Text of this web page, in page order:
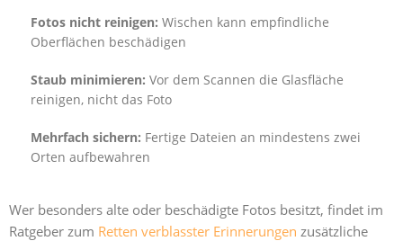
Fotos nicht reinigen: Wischen kann empfindliche
Oberflächen beschädigen
Staub minimieren: Vor dem Scannen die Glasfläche
reinigen, nicht das Foto
Mehrfach sichern: Fertige Dateien an mindestens zwei
Orten aufbewahren
Wer besonders alte oder beschädigte Fotos besitzt, findet im
Ratgeber zum Retten verblasster Erinnerungen zusätzliche